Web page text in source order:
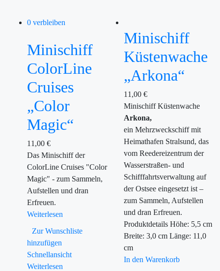
0 verbleiben
Minischiff
ColorLine
Cruises
„Color
Magic“
11,00 €
Das Minischiff der
ColorLine Cruises "Color
Magic" - zum Sammeln,
Aufstellen und dran
Erfreuen.
Weiterlesen
Zur Wunschliste
hinzufügen
Schnellansicht
Weiterlesen
Minischiff
Küstenwache
„Arkona“
11,00 €
Minischiff Küstenwache
Arkona,
ein Mehrzweckschiff mit
Heimathafen Stralsund, das
vom Reedereizentrum der
Wasserstraßen- und
Schifffahrtsverwaltung auf
der Ostsee eingesetzt ist –
zum Sammeln, Aufstellen
und dran Erfreuen.
Produktdetails Höhe: 5,5 cm
Breite: 3,0 cm Länge: 11,0
cm
In den Warenkorb